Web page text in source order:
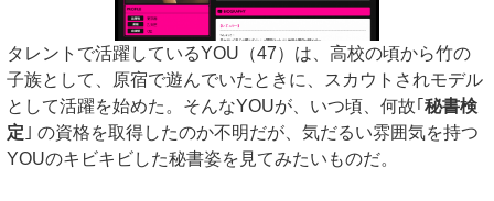
タレントで活躍しているYOU（47）は、高校の頃から竹の
子族として、原宿で遊んでいたときに、スカウトされモデル
として活躍を始めた。そんなYOUが、いつ頃、何故｢ 秘書検
定 ｣ の資格を取得したのか不明だが、気だるい雰囲気を持つ
YOUのキビキビした秘書姿を見てみたいものだ。